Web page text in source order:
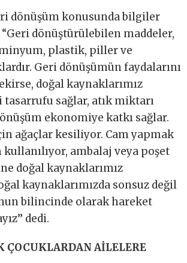
dönüşüm konusunda bilgiler
dönüştürülebilen maddeler,
plastik, piller ve
Geri dönüşümün faydalarını
doğal kaynaklarımız
sağlar, atık miktarı
ekonomiye katkı sağlar.
ağaçlar kesiliyor. Cam yapmak
ambalaj veya poşet
doğal kaynaklarımız
kaynaklarımızda sonsuz değil
bilincinde olarak hareket
dedi.
ÇOCUKLARDAN AİLELERE